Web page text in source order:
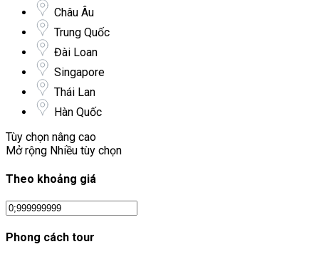
Châu Âu
Trung Quốc
Đài Loan
Singapore
Thái Lan
Hàn Quốc
Tùy chọn nâng cao
Mở rộng Nhiều tùy chọn
Theo khoảng giá
Phong cách tour